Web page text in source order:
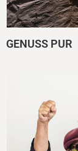
GENUSS PUR